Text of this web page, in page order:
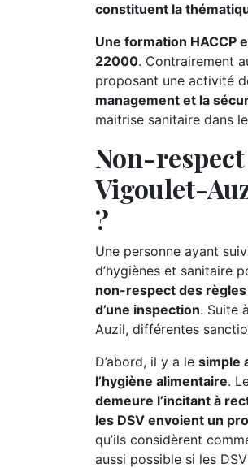
constituent la
Une formation HACCP
22000. Contrairement
proposant une activité
management et la
maitrise sanitaire dans
Non-
Vigoulet-
?
Une personne ayant
d’hygiènes et sanitaire
non-respect des
d’une inspection. Suite
Auzil, différentes
D’abord, il y a le simple
l’hygiène alimentaire.
demeure l’incitant à
les DSV envoient un
qu’ils considèrent
aussi possible si les